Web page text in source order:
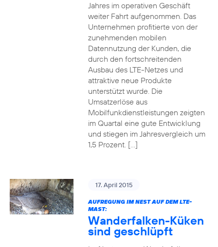
Jahres im operativen Geschäft
weiter Fahrt aufgenommen. Das
Unternehmen profitierte von der
zunehmenden mobilen
Datennutzung der Kunden, die
durch den fortschreitenden
Ausbau des LTE-Netzes und
attraktive neue Produkte
unterstützt wurde. Die
Umsatzerlöse aus
Mobilfunkdienstleistungen zeigten
im Quartal eine gute Entwicklung
und stiegen im Jahresvergleich um
1,5 Prozent. […]
17. April 2015
AUFREGUNG IM NEST AUF DEM LTE-
MAST:
Wanderfalken-Küken
sind geschlüpft